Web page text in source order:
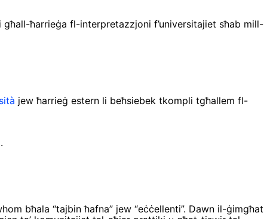
ħarrieġa fl-interpretazzjoni f’universitajiet sħab mill-
jew ħarrieġ estern li beħsiebek tkompli tgħallem fl-
bħala “tajbin ħafna” jew “eċċellenti”. Dawn il-ġimgħat